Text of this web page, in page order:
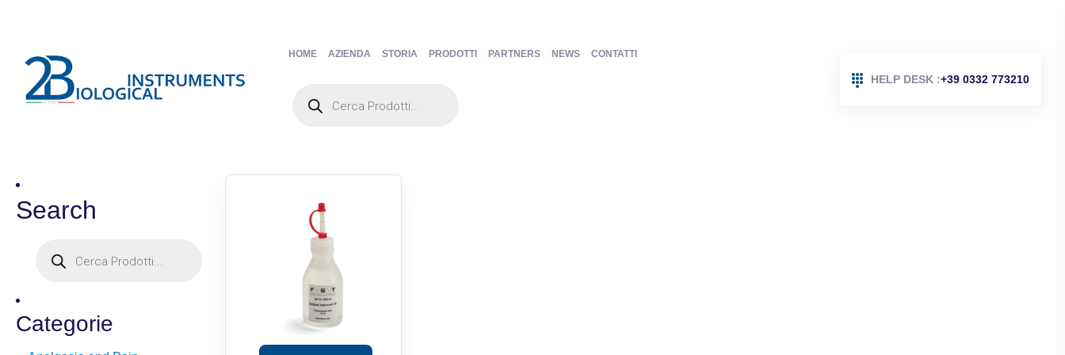
HOME AZIENDA STORIA PRODOTTI PARTNERS NEWS CONTATTI
HELP DESK :+39 0332 773210
Search
Categorie